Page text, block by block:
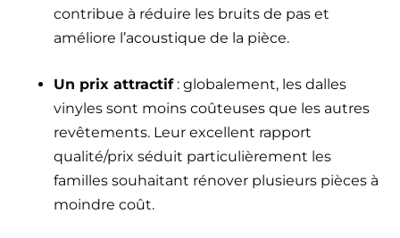
contribue à réduire les bruits de pas et
améliore l’acoustique de la pièce.
Un prix attractif: globalement, les dalles
vinyles sont moins coûteuses que les autres
revêtements. Leur excellent rapport
qualité/prix séduit particulièrement les
familles souhaitant rénover plusieurs pièces à
moindre coût.